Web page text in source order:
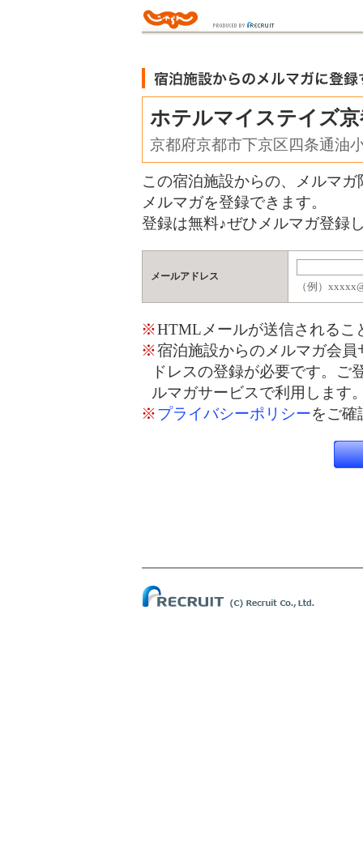
ホテルマイステイズ
京都府京都市下京区四条通油
この宿泊施設からの、メルマ
メルマガを登録できます。
登録は無料♪ぜひメルマガ登録
メールアドレス
（例）
※HTMLメールが送信されるこ
※宿泊施設からのメルマガ会
ドレスの登録が必要です。ご
ルマガサービスで利用します
※プライバシーポリシーをご確